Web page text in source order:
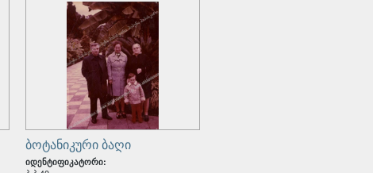
ბოტანიკური ბაღი
იდენტიფიკატორი: